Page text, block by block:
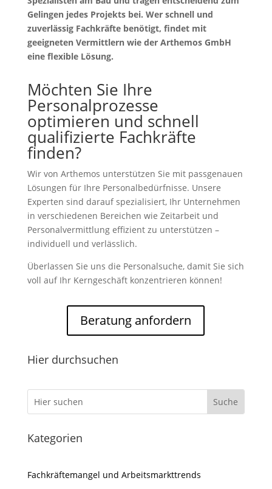
Gelingen jedes Projekts bei. Wer schnell und
zuverlässig Fachkräfte benötigt, findet mit
geeigneten Vermittlern wie der Arthemos GmbH
eine flexible Lösung.
Möchten Sie Ihre
Personalprozesse
optimieren und schnell
qualifizierte Fachkräfte
finden?
Wir von Arthemos unterstützen Sie mit passgenauen
Lösungen für Ihre Personalbedürfnisse. Unsere
Experten sind darauf spezialisiert, Ihr Unternehmen
in verschiedenen Bereichen wie Zeitarbeit und
Personalvermittlung effizient zu unterstützen –
individuell und verlässlich.
Überlassen Sie uns die Personalsuche, damit Sie sich
voll auf Ihr Kerngeschäft konzentrieren können!
Beratung anfordern
Hier durchsuchen
Kategorien
Fachkräftemangel und Arbeitsmarkttrends